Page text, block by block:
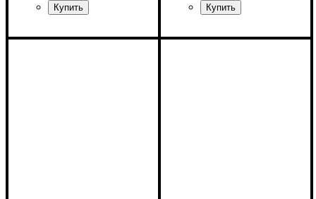
Ширина: 90 см
Ширина: 180 см